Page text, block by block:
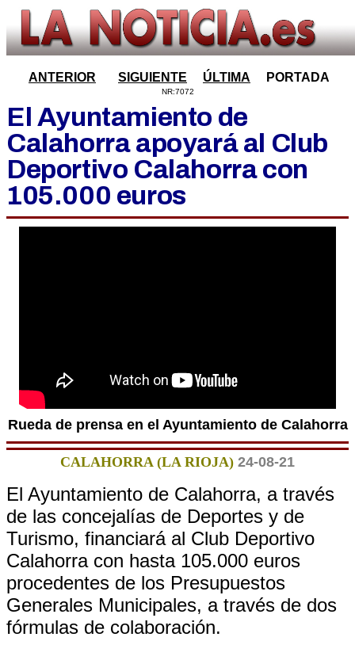
ANTERIOR SIGUIENTE ÚLTIMA PORTADA
NR:7072
El Ayuntamiento de
Calahorra apoyará al Club
Deportivo Calahorra con
105.000 euros
Rueda de prensa en el Ayuntamiento de Calahorra
CALAHORRA (LA RIOJA) 24-08-21
El Ayuntamiento de Calahorra, a través
de las concejalías de Deportes y de
Turismo, financiará al Club Deportivo
Calahorra con hasta 105.000 euros
procedentes de los Presupuestos
Generales Municipales, a través de dos
fórmulas de colaboración.